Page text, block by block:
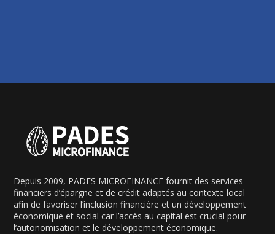
Depuis 2009, PADES MICROFINANCE fournit des services
financiers d’épargne et de crédit adaptés au contexte local
afin de favoriser l’inclusion financière et un développement
économique et social car l’accès au capital est crucial pour
l’autonomisation et le développement économique.